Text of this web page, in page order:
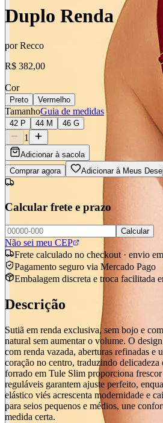
Duplo Renda
porRecco
R$ 382,00
Cor
Preto Vermelho
TamanhoGuia de medidas
42 P 44 M 46 G
1
Adicionar à sacola
Comprar agora
Adicionar à Meus
Calcular frete e prazo
Calcular
Não sei meu CEP
Frete calculado no checkout · envio
Pagamento seguro via Mercado Pago
Embalagem discreta e troca facilitada
Descrição
Sutiã em renda exclusiva, sem bojo e
natural sem aumentar o volume. O
com renda vazada, aberturas refinadas e
coração no centro, traduzindo
forrado em Tule Slim proporciona
reguláveis garantem ajuste perfeito,
elástico viés acrescenta modernidade e
para seios pequenos e médios, une
medida certa.